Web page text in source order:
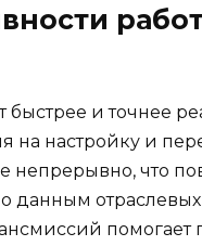
быстрее и точнее
на настройку и
непрерывно, что
данным
помогает